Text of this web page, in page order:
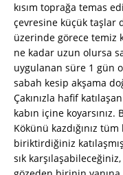
kısım toprağa temas
çevresine küçük taşlar
üzerinde görece temiz
ne kadar uzun olursa
uygulanan süre 1 gün
sabah kesip akşama
Çakınızla hafif
kabın içine
Kökünü kazdığınız
biriktirdiğiniz
sık